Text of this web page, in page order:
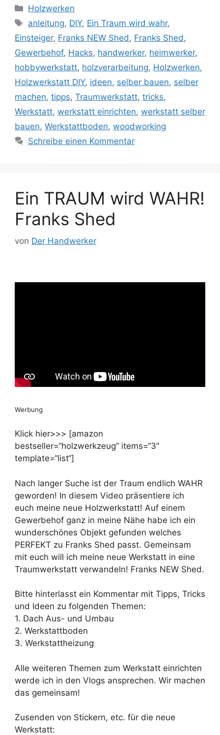
Kategorien
Holzwerken
Schlagwörter
anleitung, DIY, Ein Traum wird wahr,
Einsteiger, Franks NEW Shed, Franks Shed,
Gewerbehof, Hacks, handwerker, heimwerker,
hobbywerkstatt, holzverarbeitung, Holzwerken,
Holzwerkstatt DIY, ideen, selber bauen, selber
machen, tipps, Traumwerkstatt, tricks,
Werkstatt, werkstatt einrichten, werkstatt selber
bauen, Werkstattboden, woodworking
Schreibe einen Kommentar
Ein TRAUM wird WAHR!
Franks Shed
von Der Handwerker
Werbung
Klick hier>>> [amazon
bestseller=“holzwerkzeug“ items=“3″
template=“list“]
Nach langer Suche ist der Traum endlich WAHR
geworden! In diesem Video präsentiere ich
euch meine neue Holzwerkstatt! Auf einem
Gewerbehof ganz in meine Nähe habe ich ein
wunderschönes Objekt gefunden welches
PERFEKT zu Franks Shed passt. Gemeinsam
mit euch will ich meine neue Werkstatt in eine
Traumwerkstatt verwandeln! Franks NEW Shed.
Bitte hinterlasst ein Kommentar mit Tipps, Tricks
und Ideen zu folgenden Themen:
1. Dach Aus- und Umbau
2. Werkstattboden
3. Werkstattheizung
Alle weiteren Themen zum Werkstatt einrichten
werde ich in den Vlogs ansprechen. Wir machen
das gemeinsam!
Zusenden von Stickern, etc. für die neue
Werkstatt: